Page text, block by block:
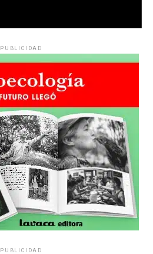
PUBLICIDAD
PUBLICIDAD